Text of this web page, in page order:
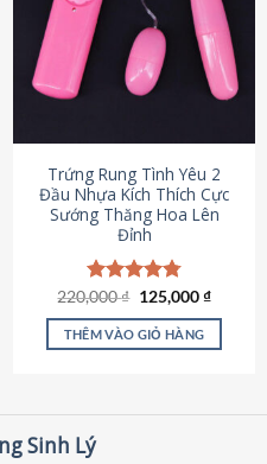
thể.
Các
tùy
chọn
được
chọn
trên
trang
sản
phẩm
Trứng Rung Tình Yêu 2
Đầu Nhựa Kích Thích Cực
Sướng Thăng Hoa Lên
Đỉnh
Được xếp
hạng4.79
5 sao
220,000₫ Giá
là:
220,000 ₫.
125,000₫Giá
tại
THÊM VÀO GIỎ HÀNG
Sinh Lý